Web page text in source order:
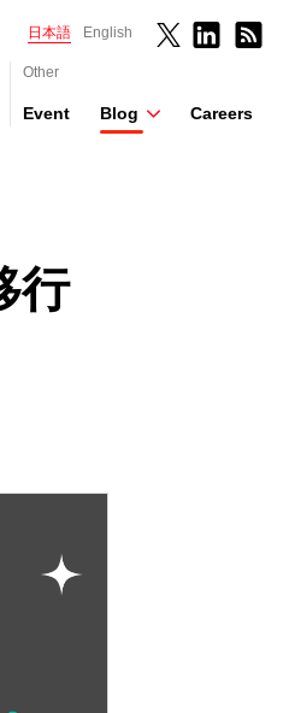
日本語 English
Other
Event Blog Careers
行